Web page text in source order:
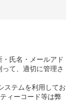
氏名・メールアド
て、適切に管理さ
ステムを利用してお
ィーコード等は弊